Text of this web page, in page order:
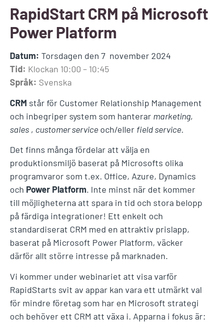
RapidStart CRM på Microsoft
Power Platform
Datum: Torsdagen den 7 november 2024
Tid: Klockan 10:00 – 10:45
Språk: Svenska
CRM står för Customer Relationship Management
och inbegriper system som hanterar marketing,
sales , customer service och/eller field service.
Det finns många fördelar att välja en
produktionsmiljö baserat på Microsofts olika
programvaror som t.ex. Office, Azure, Dynamics
och Power Platform. Inte minst när det kommer
till möjligheterna att spara in tid och stora belopp
på färdiga integrationer! Ett enkelt och
standardiserat CRM med en attraktiv prislapp,
baserat på Microsoft Power Platform, väcker
därför allt större intresse på marknaden.
Vi kommer under webinariet att visa varför
RapidStarts svit av appar kan vara ett utmärkt val
för mindre företag som har en Microsoft strategi
och behöver ett CRM att växa i. Apparna i fokus är: